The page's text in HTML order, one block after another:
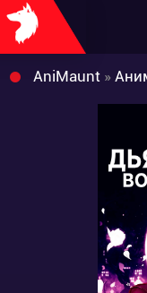
AniMaunt »